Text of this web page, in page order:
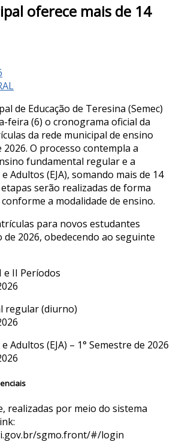
oferece mais de 14
de Educação de Teresina (Semec)
feira (6) o cronograma oficial da
da rede municipal de ensino
O processo contempla a
fundamental regular e a
Adultos (EJA), somando mais de 14
serão realizadas de forma
a modalidade de ensino.
para novos estudantes
2026, obedecendo ao seguinte
e II Períodos
regular (diurno)
Adultos (EJA) – 1° Semestre de 2026
realizadas por meio do sistema
sgmo.front/#/login